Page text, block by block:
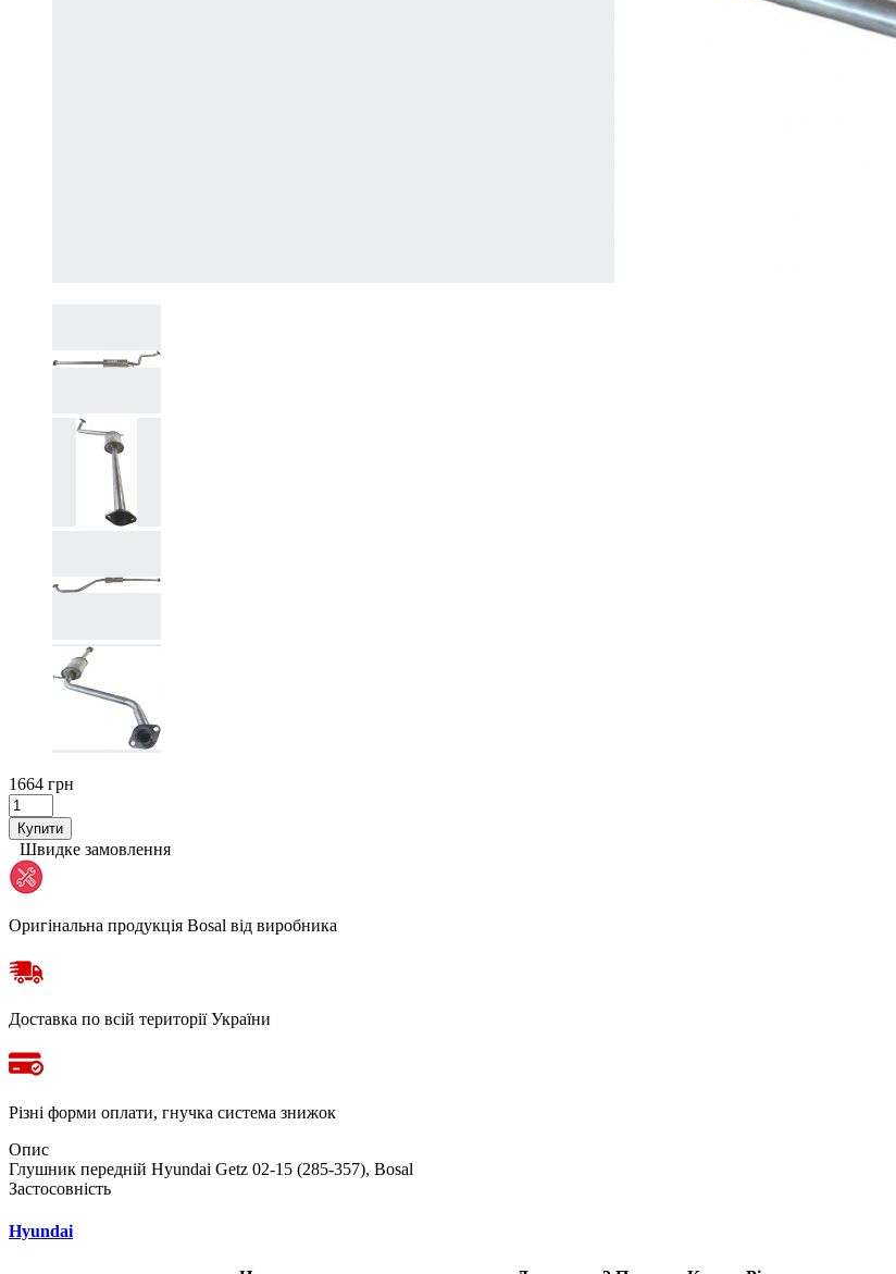
1664 грн
Купити
Швидке замовлення
Оригінальна продукція Bosal від виробника
Доставка по всій території України
Різні форми оплати, гнучка система знижок
Опис
Глушник передній Hyundai Getz 02-15 (285-357), Bosal
Застосовність
Hyundai